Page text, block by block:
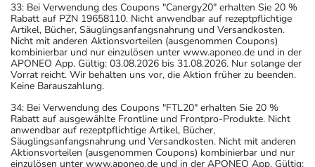
33: Bei Verwendung des Coupons "Canergy20" erhalten Sie 20 %
Rabatt auf PZN 19658110. Nicht anwendbar auf rezeptpflichtige
Artikel, Bücher, Säuglingsanfangsnahrung und Versandkosten.
Nicht mit anderen Aktionsvorteilen (ausgenommen Coupons)
kombinierbar und nur einzulösen unter www.aponeo.de und in der
APONEO App. Gültig: 03.08.2026 bis 31.08.2026. Nur solange der
Vorrat reicht. Wir behalten uns vor, die Aktion früher zu beenden.
Keine Barauszahlung.
34: Bei Verwendung des Coupons "FTL20" erhalten Sie 20 %
Rabatt auf ausgewählte Frontline und Frontpro-Produkte. Nicht
anwendbar auf rezeptpflichtige Artikel, Bücher,
Säuglingsanfangsnahrung und Versandkosten. Nicht mit anderen
Aktionsvorteilen (ausgenommen Coupons) kombinierbar und nur
einzulösen unter www.aponeo.de und in der APONEO App. Gültig: